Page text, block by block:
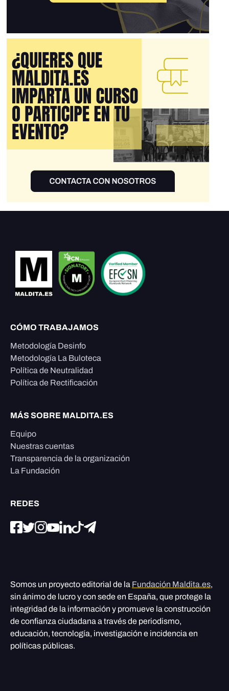
CÓMO TRABAJAMOS
Metodología Desinfo
Metodología La Buloteca
Política de Neutralidad
Política de Rectificación
MÁS SOBRE MALDITA.ES
Equipo
Nuestras cuentas
Transparencia de la organización
La Fundación
REDES
Somos un proyecto editorial de la Fundación Maldita.es,
sin ánimo de lucro y con sede en España, que protege la
integridad de la información y promueve la construcción
de confianza ciudadana a través de periodismo,
educación, tecnología, investigación e incidencia en
políticas públicas.